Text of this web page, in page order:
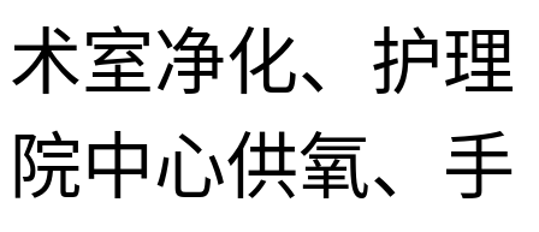
术室净化、护理
院中心供氧、手
修配件